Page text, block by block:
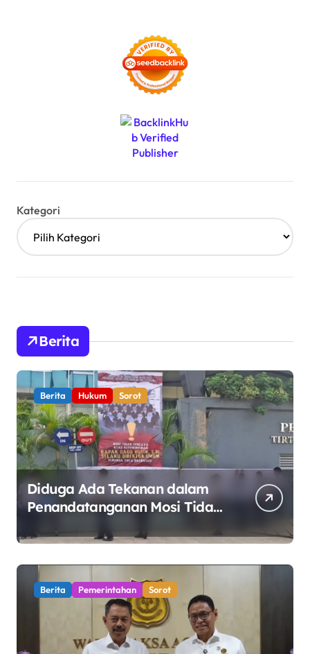
Kategori
Berita
Berita Hukum Sorot
Diduga Ada Tekanan dalam
Penandatanganan Mosi Tidak
Polemik Perumda Tirta
Bhagasasi Diusut Objektif
Berita Pemerintahan Sorot